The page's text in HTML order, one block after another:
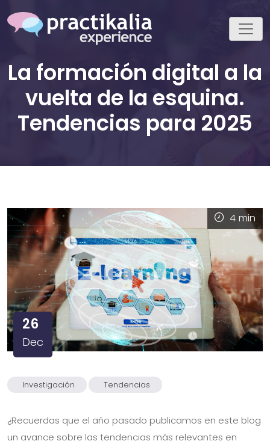
La formación digital a la
vuelta de la esquina.
Tendencias para 2025
26
Dec
4 min
Investigación Tendencias
¿Recuerdas que el año pasado publicamos en este blog
un avance sobre las tendencias más relevantes en